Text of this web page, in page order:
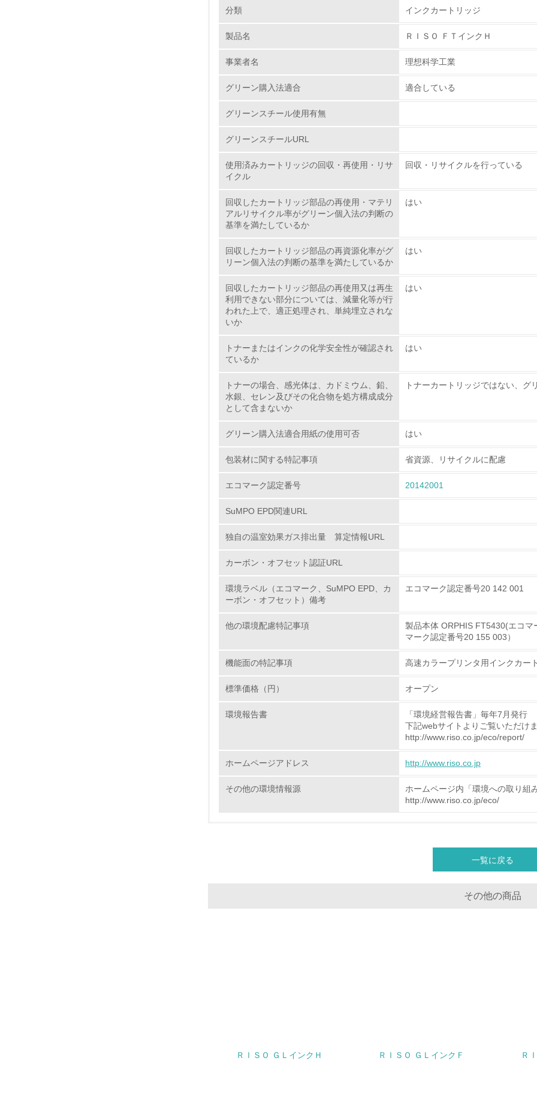
1.環境取り組み体制
No.
3.
4. 自社に関係する主要な環境法規制を把握し、順守している
5.
6. 従業員が環境方針に基づいて自分の業務の中で行うべき環境対
8.
2.環境への取り組み
資源・エネルギー
9. <L1> 資源（投入原料、水等）とエネルギー（電力、重油、ガス
10. <L2> 資源とエネルギーの使用量の把握をし、具体的な削減目標
12. <L2> 環境配慮型製品・サービスの製造・販売状況を把握し、具
グリーン購入
13. <L1> グリーン購入の取り組み方針を有し、グリーン購入を行っ
14. <L2> 購入している製品・サービスの量と種類を把握し、具体的
包装・物流
非該当（化学物質を使用していない）
<L1> 化学物質の使用量及び外部（大気・水・土壌）への排出量
分類 インクカートリッジ
製品名 ＲＩＳＯ ＦＴインクＨ
事業者名 理想科学工業
グリーン購入法適合 適合している
グリーンスチール使用有無
グリーンスチールURL
使用済みカートリッジの回収・再使用・リサ
イクル
回収・リサイクルを行っている
回収したカートリッジ部品の再使用・マテリ
アルリサイクル率がグリーン個入法の判断の
基準を満たしているか
はい
回収したカートリッジ部品の再資源化率がグ
リーン個入法の判断の基準を満たしているか
はい
回収したカートリッジ部品の再使用又は再生
利用できない部分については、減量化等が行
われた上で、適正処理され、単純埋立されな
いか
はい
トナーまたはインクの化学安全性が確認され
ているか
はい
トナーの場合、感光体は、カドミウム、鉛、
水銀、セレン及びその化合物を処方構成成分
として含まないか
トナーカートリッジではない、グ
グリーン購入法適合用紙の使用可否 はい
包装材に関する特記事項 省資源、リサイクルに配慮
エコマーク認定番号 20142001
SuMPO EPD関連URL
独自の温室効果ガス排出量 算定情報URL
カーボン・オフセット認証URL
環境ラベル（エコマーク、SuMPO EPD、カ
ーボン・オフセット）備考
エコマーク認定番号20 142 001
他の環境配慮特記事項
製品本体 ORPHIS FT5430(エコ
マーク認定番号20 155 003）
機能面の特記事項 高速カラープリンタ用インクカー
標準価格（円） オープン
環境報告書
「環境経営報告書」毎年7月発行
下記webサイトよりご覧いただけま
http://www.riso.co.jp/eco/report/
ホームページアドレス http://www.riso.co.jp
その他の環境情報源
ホームページ内「環境への取り組み
http://www.riso.co.jp/eco/
一覧に戻る
その他の商品
ＲＩＳＯ ＧＬインクＨ ＲＩＳＯ ＧＬインクＦ Ｒ